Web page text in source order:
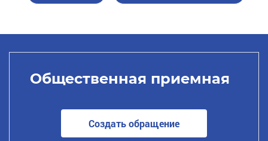
Общественная приемная
Создать обращение